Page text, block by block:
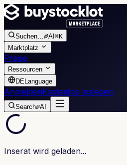
Suchen… AI ⌘K
Marktplatz
Preise
Ressourcen
DELanguage
AnmeldenKostenlos loslegen
Search AI
Inserat wird geladen...